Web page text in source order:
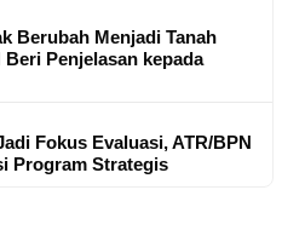
Berubah Menjadi Tanah
Beri Penjelasan kepada
Fokus Evaluasi, ATR/BPN
Program Strategis